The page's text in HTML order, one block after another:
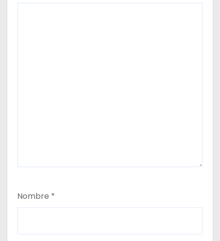
Nombre *